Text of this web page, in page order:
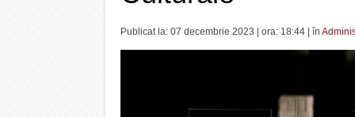
Publicat la: 07 decembrie 2023 | ora: 18:44 | în